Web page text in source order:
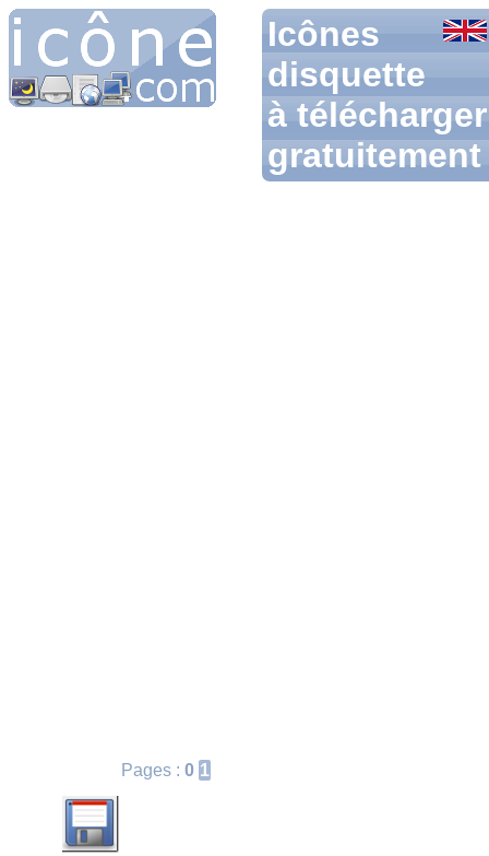
Icônes
disquette
à télécharger
gratuitement
Pages : 0 1